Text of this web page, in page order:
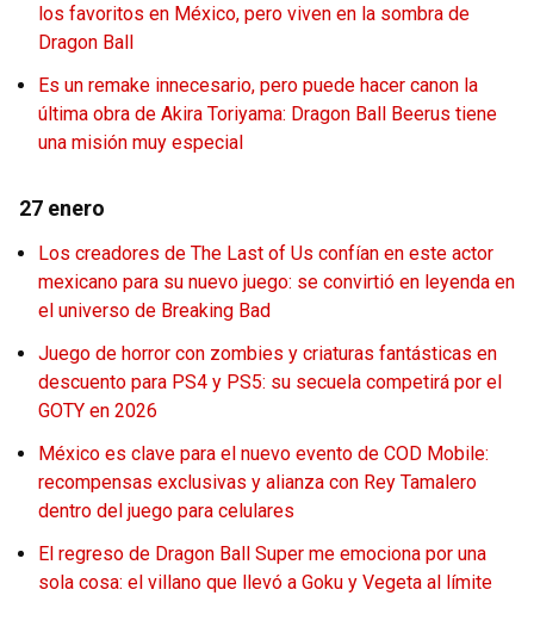
los favoritos en México, pero viven en la sombra de
Dragon Ball
Es un remake innecesario, pero puede hacer canon la
última obra de Akira Toriyama: Dragon Ball Beerus tiene
una misión muy especial
27 enero
Los creadores de The Last of Us confían en este actor
mexicano para su nuevo juego: se convirtió en leyenda en
el universo de Breaking Bad
Juego de horror con zombies y criaturas fantásticas en
descuento para PS4 y PS5: su secuela competirá por el
GOTY en 2026
México es clave para el nuevo evento de COD Mobile:
recompensas exclusivas y alianza con Rey Tamalero
dentro del juego para celulares
El regreso de Dragon Ball Super me emociona por una
sola cosa: el villano que llevó a Goku y Vegeta al límite